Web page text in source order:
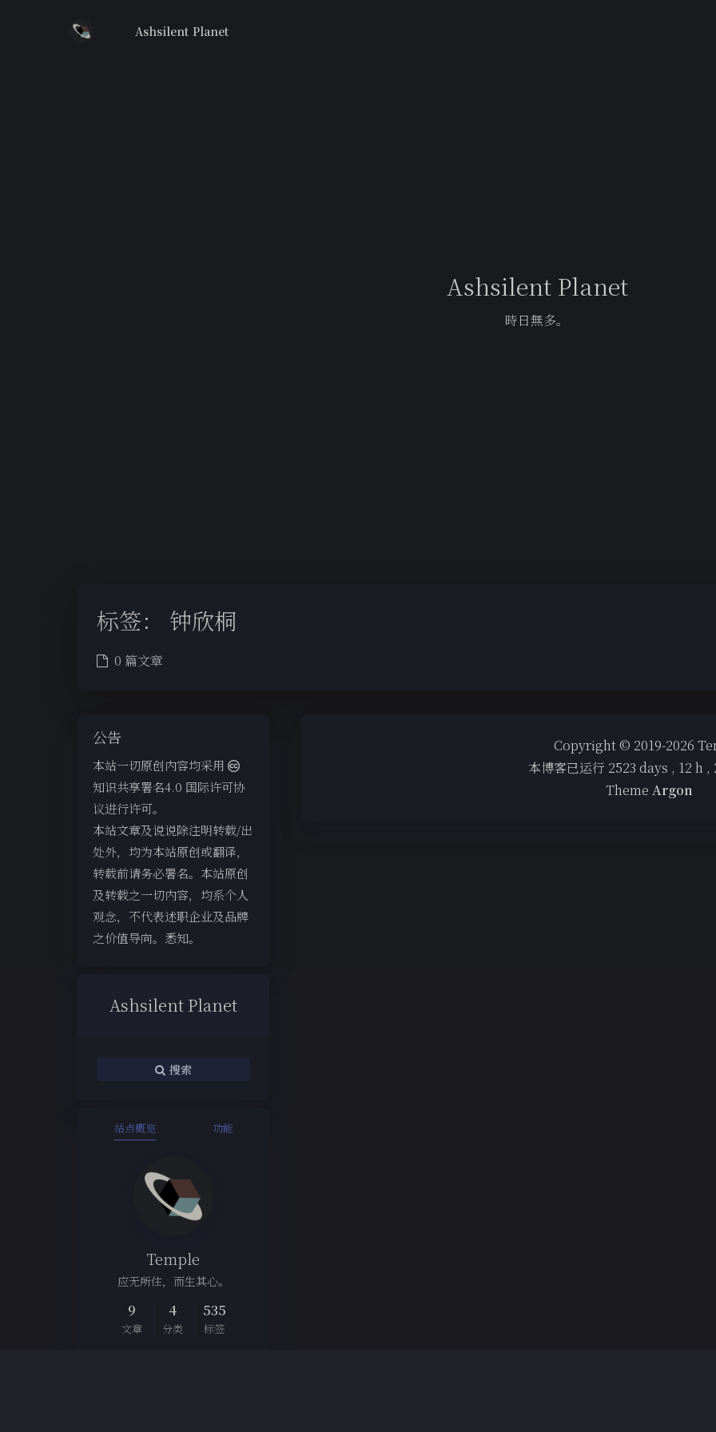
Ashsilent Planet
Ashsilent Planet
時日無多。
标签： 钟欣桐
0 篇文章
公告
本站一切原创内容均采用
知识共享署名4.0 国际许可协
议进行许可。
本站文章及说说除注明转载/出
处外，均为本站原创或翻译，
转载前请务必署名。本站原创
及转载之一切内容，均系个人
观念，不代表述职企业及品牌
之价值导向。悉知。
Ashsilent Planet
搜索
站点概览 功能
Temple
应无所住，而生其心。
9
文章
4
分类
535
标签
Copyright © 2019-2026
本博客已运行 2523 days , 12 h ,
Theme Argon